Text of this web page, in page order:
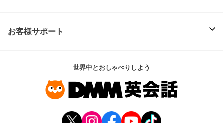
お客様サポート
世界中とおしゃべりしよう